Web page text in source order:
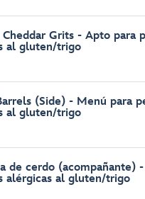
Grits - Apto para
al gluten/trigo
(Side) - Menú para
al gluten/trigo
de cerdo (acompañante)
alérgicas al gluten/trigo